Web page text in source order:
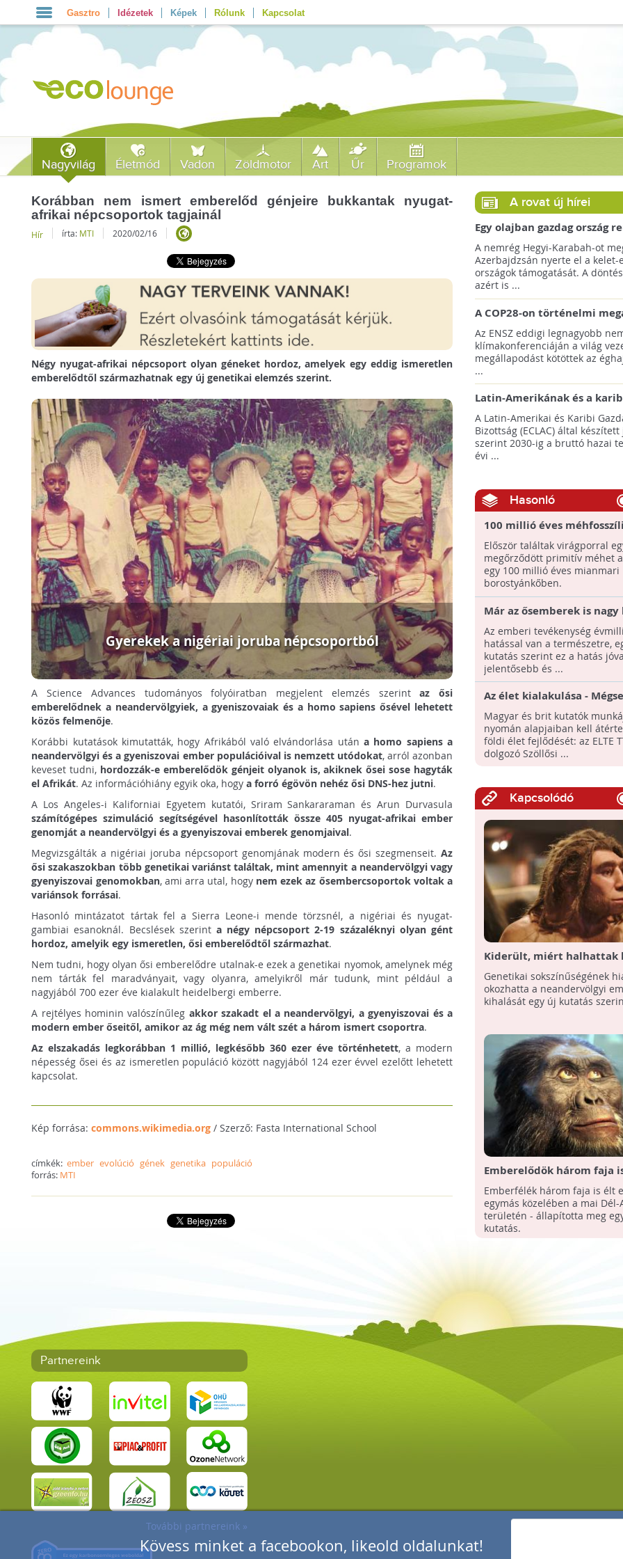
Kövess minket a facebookon, likeold oldalunkat!
Gasztro Idézetek Képek Rólunk Kapcsolat
Nagyvilág Életmód Vadon Zöldmotor Art Űr Programok
Korábban nem ismert emberelőd génjeire bukkantak nyugat-
afrikai népcsoportok tagjainál
Hír írta: MTI 2020/02/16
Négy nyugat-afrikai népcsoport olyan géneket hordoz, amelyek egy eddig ismeretlen
emberelődtől származhatnak egy új genetikai elemzés szerint.
Gyerekek a nigériai joruba népcsoportból
A Science Advances tudományos folyóiratban megjelent elemzés szerintaz ősi
emberelődnek a neandervölgyiek, a gyeniszovaiak és a homo sapiens ősével lehetett
közös felmenője.
Korábbi kutatások kimutatták, hogy Afrikából való elvándorlása után a homo sapiens a
neandervölgyi és a gyeniszovai ember populációival is nemzett utódokat, arról azonban
keveset tudni, hordozzák-e emberelődök génjeit olyanok is, akiknek ősei sose hagyták
el Afrikát. Az információhiány egyik oka, hogya forró égövön nehéz ősi DNS-hez jutni.
A Los Angeles-i Kaliforniai Egyetem kutatói, Sriram Sankararaman és Arun Durvasula
számítógépes szimuláció segítségével hasonlították össze 405 nyugat-afrikai ember
genomját a neandervölgyi és a gyenyiszovai emberek genomjaival.
Megvizsgálták a nigériai joruba népcsoport genomjának modern és ősi szegmenseit. Az
ősi szakaszokban több genetikai variánst találtak, mint amennyit a neandervölgyi vagy
gyenyiszovai genomokban, ami arra utal, hogy nem ezek az ősembercsoportok voltak a
variánsok forrásai.
Hasonló mintázatot tártak fel a Sierra Leone-i mende törzsnél, a nigériai és nyugat-
gambiai esanoknál. Becslések szerint a négy népcsoport 2-19 százaléknyi olyan gént
hordoz, amelyik egy ismeretlen, ősi emberelődtől származhat.
Nem tudni, hogy olyan ősi emberelődre utalnak-e ezek a genetikai nyomok, amelynek még
nem tárták fel maradványait, vagy olyanra, amelyikről már tudunk, mint például a
nagyjából 700 ezer éve kialakult heidelbergi emberre.
A rejtélyes hominin valószínűleg akkor szakadt el a neandervölgyi, a gyenyiszovai és a
modern ember őseitől, amikor az ág még nem vált szét a három ismert csoportra.
Az elszakadás legkorábban 1 millió, legkésőbb 360 ezer éve történhetett, a modern
népesség ősei és az ismeretlen populáció között nagyjából 124 ezer évvel ezelőtt lehetett
kapcsolat.
Kép forrása:commons.wikimedia.org / Szerző: Fasta International School
címkék:ember evolúció gének genetika populáció
forrás: MTI
A rovat új hírei
Egy olajban gazdag ország
jövőre a COP29 klímacsúcsot
A nemrég Hegyi-Karabah-ot
Azerbajdzsán nyerte el a kelet-
országok támogatását. A
azért is ...
A COP28-on történelmi
született! - Összefoglaló az
klímacsúcsáról
Az ENSZ eddigi legnagyobb
klímakonferenciáján a világ
megállapodást kötöttek az
...
Latin-Amerikának és a
térségnek növelniük kell
az éghajlatvédelmi célok
A Latin-Amerikai és Karibi
Bizottság (ECLAC) által
szerint 2030-ig a bruttó hazai
évi ...
Hasonló
100 millió éves
találtak egy
Először találtak virágporral
megőrződött primitív méhet
egy 100 millió éves mianmari
borostyánkőben.
Már az ősemberek is nagy
voltak a természetre
Az emberi tevékenység
hatással van a természetre,
kutatás szerint ez a hatás
jelentősebb és ...
Az élet kialakulása -
történt, ahogy eddig
Magyar és brit kutatók
nyomán alapjaiban kell
földi élet fejlődését: az ELTE
dolgozó Szöllősi ...
Kapcsolódó
Kiderült, miért halhattak
neandervölgyiek
Genetikai sokszínűségének
okozhatta a neandervölgyi
kihalását egy új kutatás
Emberelődök három faja
egymás mellett
Emberfélék három faja is élt
egymás közelében a mai Dél-
területén - állapította meg
kutatás.
Partnereink
További partnereink »